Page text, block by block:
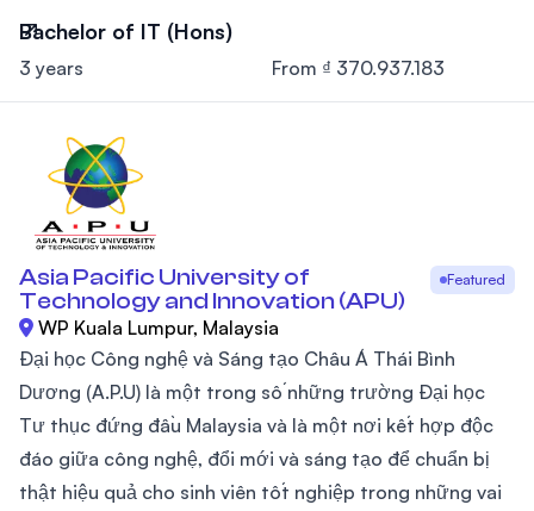
Bachelor of IT (Hons)
3 years From ₫ 370.937.183
Asia Pacific University of
Technology and Innovation (APU)
Featured
WP Kuala Lumpur, Malaysia
Đại học Công nghệ và Sáng tạo Châu Á Thái Bình
Dương (A.P.U) là một trong số những trường Đại học
Tư thục đứng đầu Malaysia và là một nơi kết hợp độc
đáo giữa công nghệ, đổi mới và sáng tạo để chuẩn bị
thật hiệu quả cho sinh viên tốt nghiệp trong những vai